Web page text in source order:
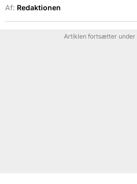
Af: Redaktionen
Artiklen fortsætter under